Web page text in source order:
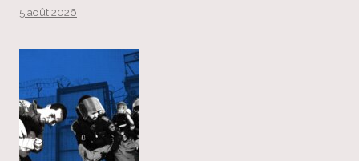
5 août 2026